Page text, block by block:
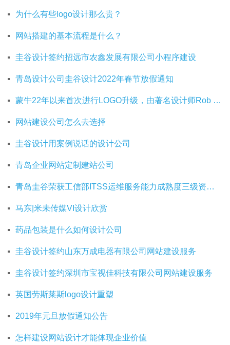
为什么有些logo设计那么贵？
网站搭建的基本流程是什么？
圭谷设计签约招远市农鑫发展有限公司小程序建设
青岛设计公司圭谷设计2022年春节放假通知
蒙牛22年以来首次进行LOGO升级，由著名设计师Rob Janoff操刀
网站建设公司怎么去选择
圭谷设计用案例说话的设计公司
青岛企业网站定制建站公司
青岛圭谷荣获工信部ITSS运维服务能力成熟度三级资质证书
马东|米未传媒VI设计欣赏
药品包装是什么如何设计公司
圭谷设计签约山东万成电器有限公司网站建设服务
圭谷设计签约深圳市宝视佳科技有限公司网站建设服务
英国劳斯莱斯logo设计重塑
2019年元旦放假通知公告
怎样建设网站设计才能体现企业价值